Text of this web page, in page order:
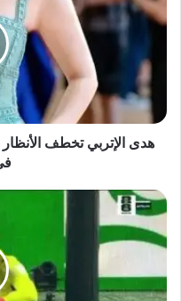
تخطف
الأنظار
أول
ظهور
بأسبوع
الموضة
هدى الإتربي تخطف
مصطفى
شوبير....
قفاز
من
ذهب
يكتب